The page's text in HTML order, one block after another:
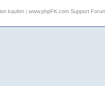
kaufen www.phpFK.com Support